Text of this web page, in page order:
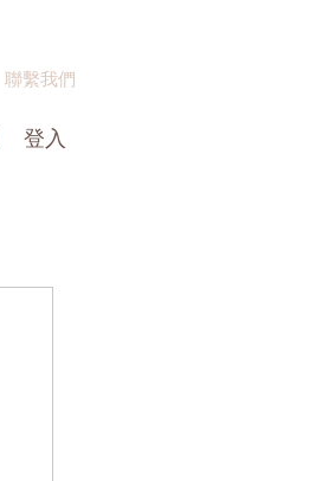
聯繫我們
登入